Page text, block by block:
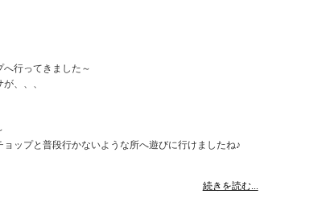
行ってきました～
、、、
ップと普段行かないような所へ遊びに行けましたね♪
続きを読む...